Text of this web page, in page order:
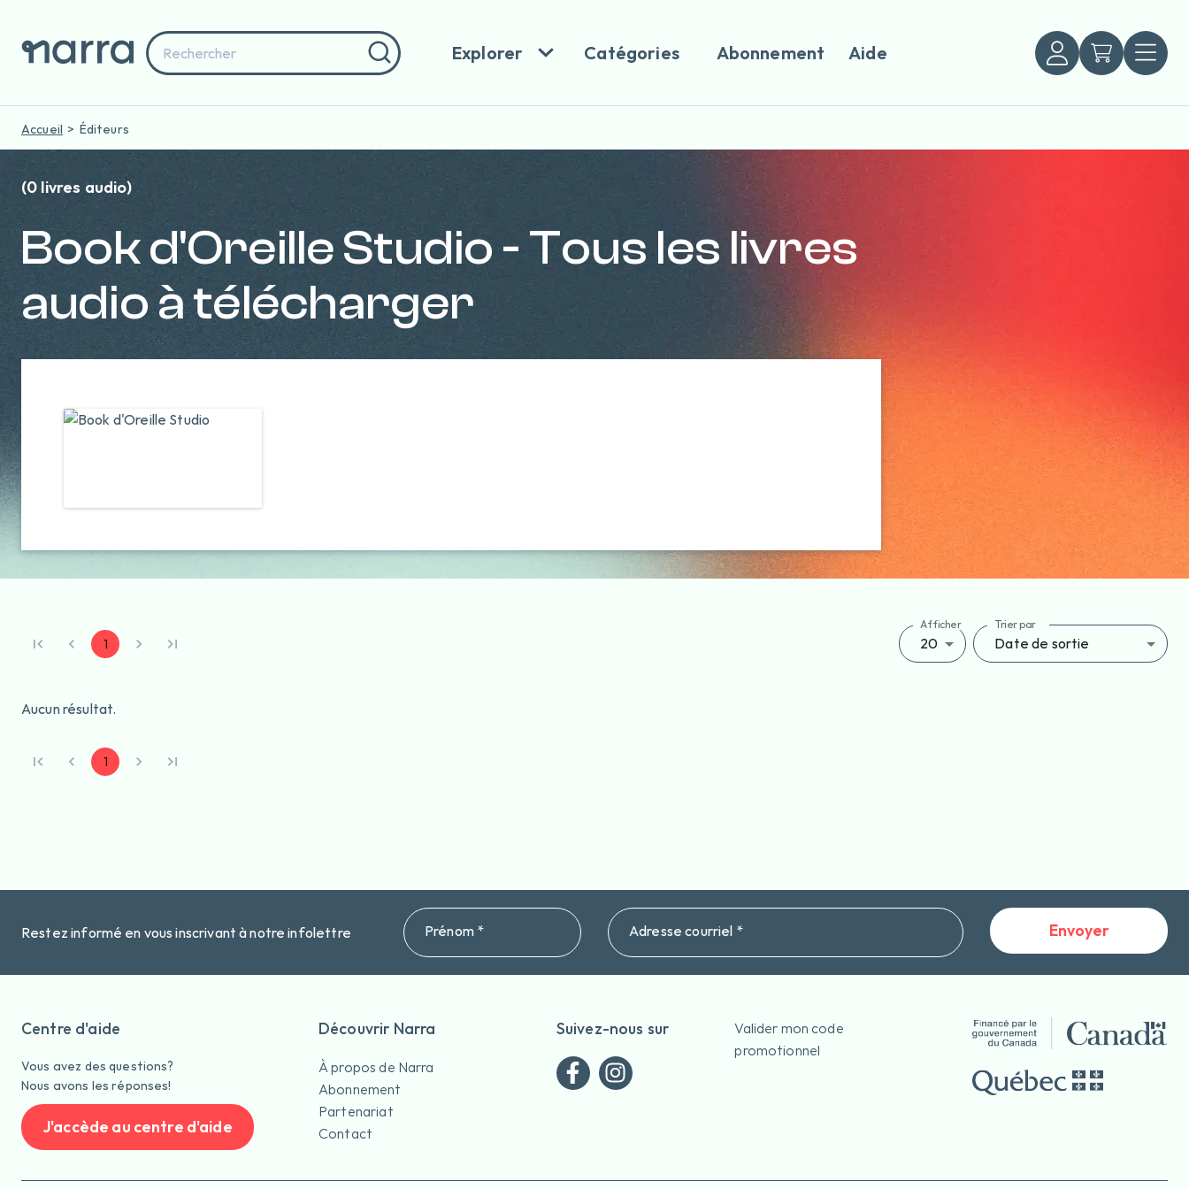
Explorer Catégories Abonnement Aide
Accueil Éditeurs
(0 livres audio)
Book d'Oreille Studio - Tous les livres
audio à télécharger
1
Afficher
20
Trier par
Date de sortie
Aucun résultat.
1
Restez informé en vous inscrivant à notre infolettre Prénom * Adresse courriel * Envoyer
Centre d'aide
Vous avez des questions?
Nous avons les réponses!
J'accède au centre d'aide
Découvrir Narra
À propos de Narra
Abonnement
Partenariat
Contact
Suivez-nous sur
Valider mon code
promotionnel